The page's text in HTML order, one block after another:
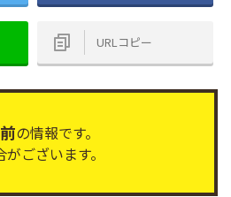
URLコピー
の情報です。
ございます。